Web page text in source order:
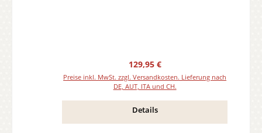
Regulärer Preis:
129,95 €
Preise inkl. MwSt. zzgl. Versandkosten. Lieferung nach
DE, AUT, ITA und CH.
Details